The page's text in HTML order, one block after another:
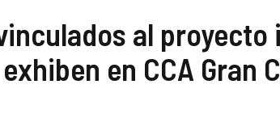
al proyecto
en CCA Gran